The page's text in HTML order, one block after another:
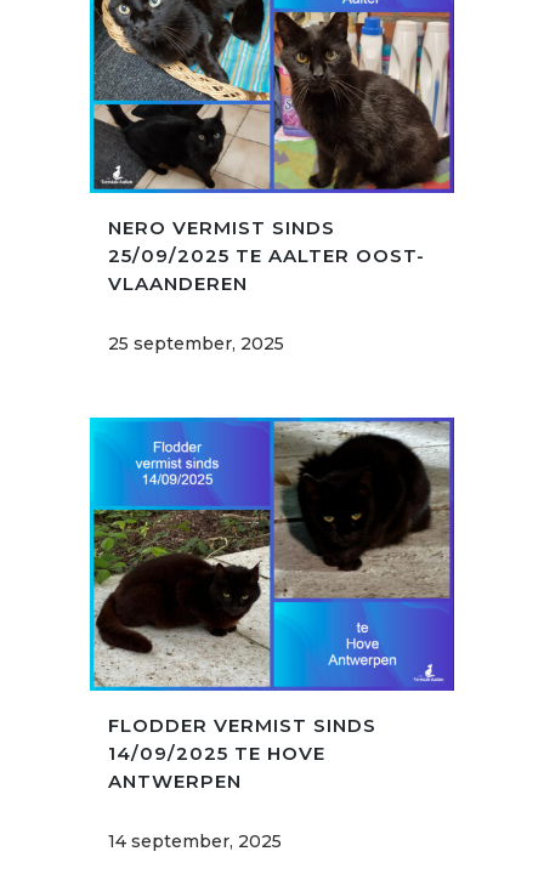
NERO VERMIST SINDS
25/09/2025 TE AALTER OOST-
VLAANDEREN
25 september, 2025
FLODDER VERMIST SINDS
14/09/2025 TE HOVE
ANTWERPEN
14 september, 2025